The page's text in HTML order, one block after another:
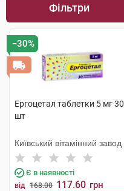
Фільтри
−30%
Ергоцетал таблетки 5 мг 30
шт
Київський вітамінний завод
Є в наявності
від 168.00 117.60 грн